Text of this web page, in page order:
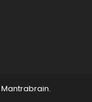
Mantrabrain.